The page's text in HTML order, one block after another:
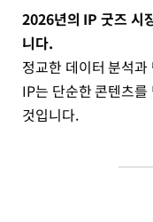
2026년의 IP 굿즈 시
니다.
정교한 데이터 분석
IP는 단순한 콘텐츠
것입니다.